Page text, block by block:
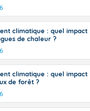
climatique : quel impact
de chaleur ?
climatique : quel impact
de forêt ?